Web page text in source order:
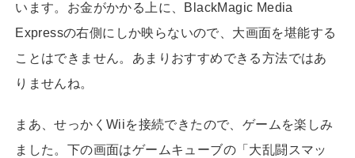
います。お金がかかる上に、BlackMagic Media
Expressの右側にしか映らないので、大画面を堪能する
ことはできません。あまりおすすめできる方法ではあ
りませんね。
まあ、せっかくWiiを接続できたので、ゲームを楽しみ
ました。下の画面はゲームキューブの「大乱闘スマッ